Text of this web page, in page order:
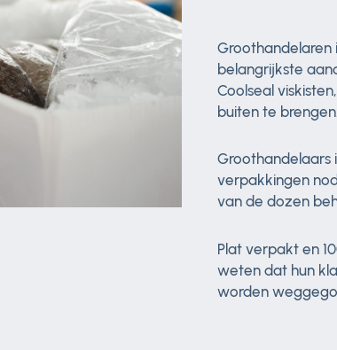
Groothandelaren
belangrijkste
Coolseal
buiten te brengen.
Groothandelaars
verpakkingen
van de dozen
Plat verpakt en
weten dat hun
worden